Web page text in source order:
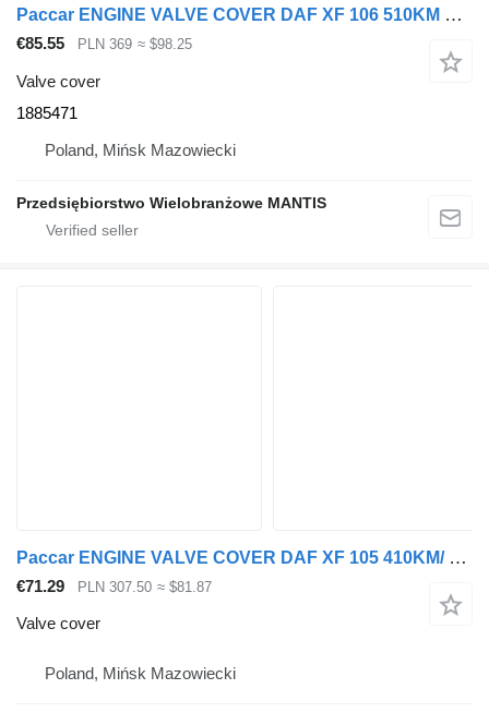
Paccar ENGINE VALVE COVER DAF XF 106 510KM EURO 6 1885471 for truck tractor
€85.55 PLN 369 ≈ $98.25
Valve cover
1885471
Poland, Mińsk Mazowiecki
Przedsiębiorstwo Wielobranżowe MANTIS
Paccar ENGINE VALVE COVER DAF XF 105 410KM/ 460KM / 510KM EURO 5 for truck tractor
€71.29 PLN 307.50 ≈ $81.87
Valve cover
Poland, Mińsk Mazowiecki